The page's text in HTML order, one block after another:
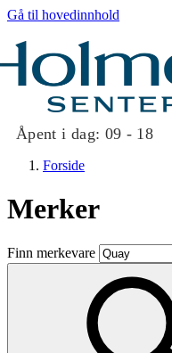
Gå til hovedinnhold
Åpent i dag: 09 - 18
Butikker
Mat og drikke
Forside
Merker
Finn merkevare